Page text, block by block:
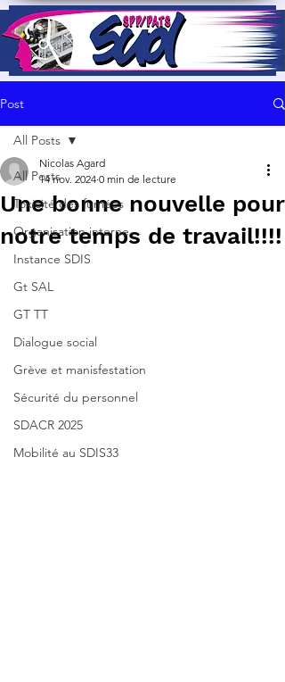
Post
All Posts
Toxicité des fumées
Organisation interne
Instance SDIS
Gt SAL
GT TT
Dialogue social
Grève et manisfestation
Sécurité du personnel
SDACR 2025
Mobilité au SDIS33
All Posts
Une bonne nouvelle pour
notre temps de travail!!!!
Nicolas Agard
14 nov. 2024 0 min de lecture